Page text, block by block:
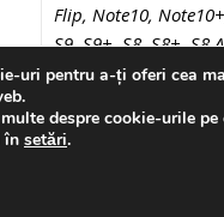
Flip, Note10,
S9, S9+, S8, S8+, S8
Active, S6, S6 edge,
doar cu anumite
uri pentru a-ți oferi cea
despre cookie-urile
în setări.